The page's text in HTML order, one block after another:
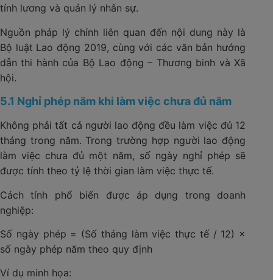
tính lương và quản lý nhân sự.
Nguồn pháp lý chính liên quan đến nội dung này là
Bộ luật Lao động 2019, cùng với các văn bản hướng
dẫn thi hành của Bộ Lao động – Thương binh và Xã
hội.
5.1 Nghỉ phép năm khi làm việc chưa đủ năm
Không phải tất cả người lao động đều làm việc đủ 12
tháng trong năm. Trong trường hợp người lao động
làm việc chưa đủ một năm, số ngày nghỉ phép sẽ
được tính theo tỷ lệ thời gian làm việc thực tế.
Cách tính phổ biến được áp dụng trong doanh
nghiệp:
Số ngày phép = (Số tháng làm việc thực tế / 12) ×
số ngày phép năm theo quy định
Ví dụ minh họa: